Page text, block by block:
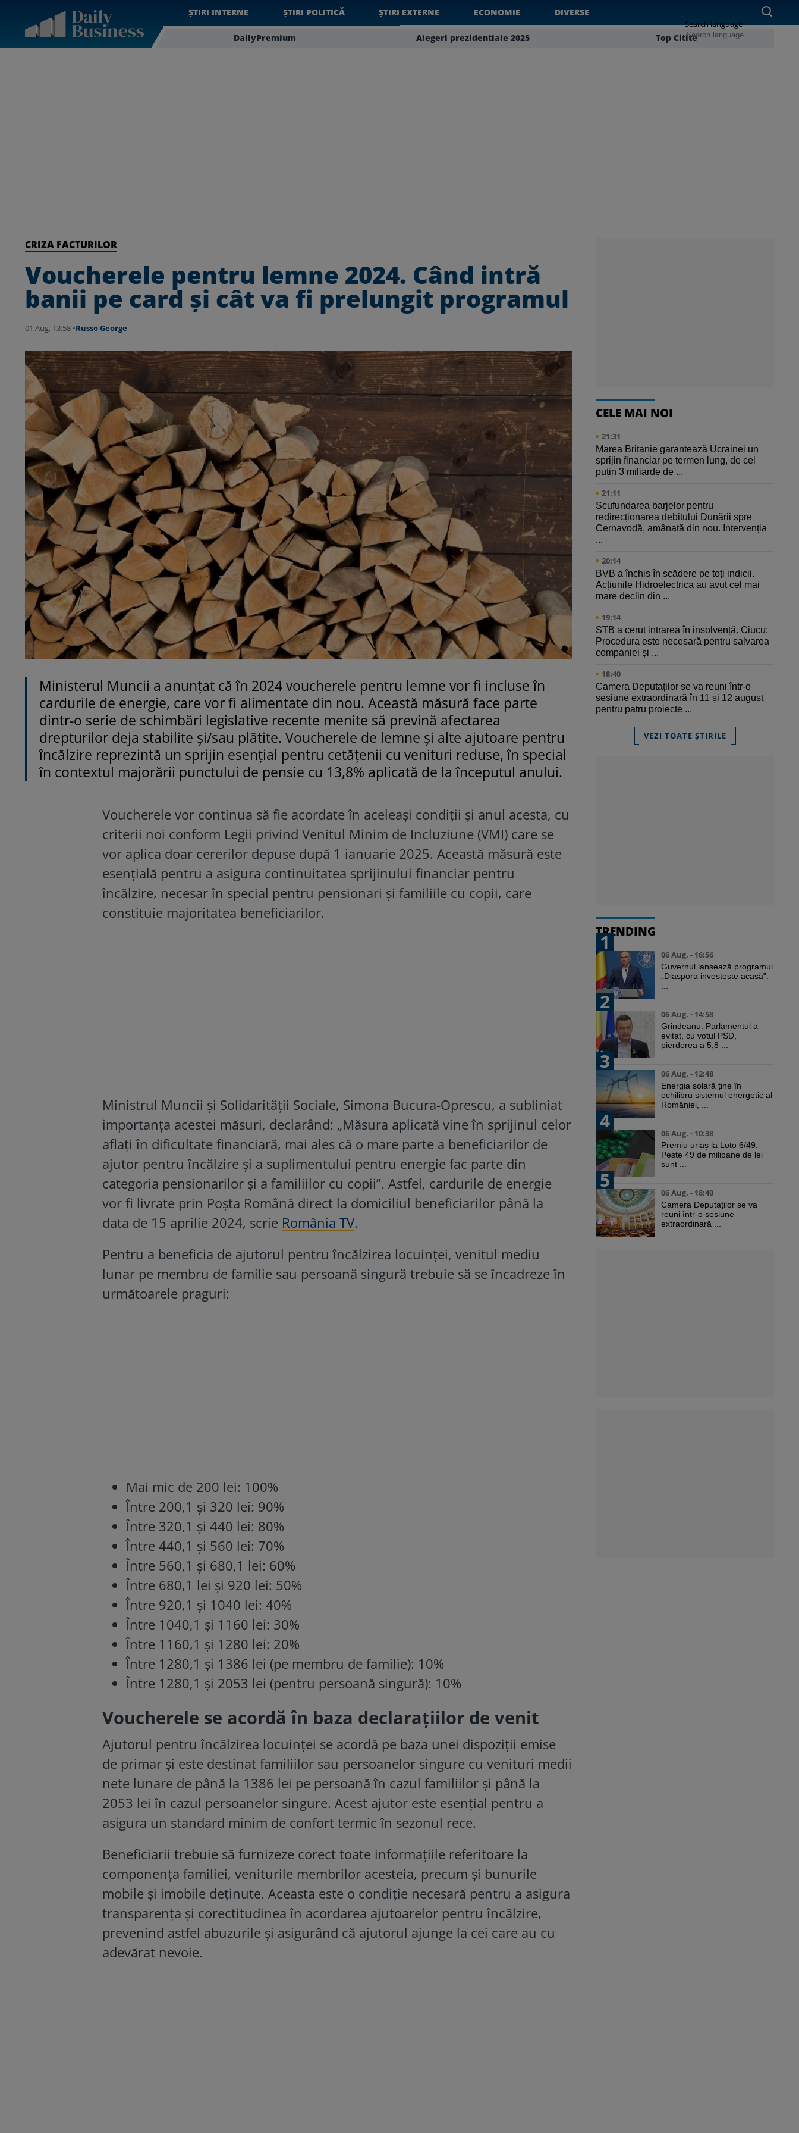
ȘTIRI INTERNE ȘTIRI POLITICĂ ȘTIRI EXTERNE ECONOMIE DIVERSE
DailyPremium Alegeri prezidentiale 2025 Top Citite
Search language
CRIZA FACTURILOR
Voucherele pentru lemne 2024. Când intră
banii pe card şi cât va fi prelungit programul
01 Aug, 13:58 •Russo George
Ministerul Muncii a anunțat că în 2024 voucherele pentru lemne vor fi incluse în
cardurile de energie, care vor fi alimentate din nou. Această măsură face parte
dintr-o serie de schimbări legislative recente menite să prevină afectarea
drepturilor deja stabilite și/sau plătite. Voucherele de lemne și alte ajutoare pentru
încălzire reprezintă un sprijin esențial pentru cetățenii cu venituri reduse, în special
în contextul majorării punctului de pensie cu 13,8% aplicată de la începutul anului.
Voucherele vor continua să fie acordate în aceleași condiții și anul acesta, cu
criterii noi conform Legii privind Venitul Minim de Incluziune (VMI) care se
vor aplica doar cererilor depuse după 1 ianuarie 2025. Această măsură este
esențială pentru a asigura continuitatea sprijinului financiar pentru
încălzire, necesar în special pentru pensionari și familiile cu copii, care
constituie majoritatea beneficiarilor.
Ministrul Muncii și Solidarității Sociale, Simona Bucura-Oprescu, a subliniat
importanța acestei măsuri, declarând: „Măsura aplicată vine în sprijinul celor
aflați în dificultate financiară, mai ales că o mare parte a beneficiarilor de
ajutor pentru încălzire și a suplimentului pentru energie fac parte din
categoria pensionarilor și a familiilor cu copii”. Astfel, cardurile de energie
vor fi livrate prin Poșta Română direct la domiciliul beneficiarilor până la
data de 15 aprilie 2024, scrie România TV.
Pentru a beneficia de ajutorul pentru încălzirea locuinței, venitul mediu
lunar pe membru de familie sau persoană singură trebuie să se încadreze în
următoarele praguri:
Mai mic de 200 lei: 100%
Între 200,1 și 320 lei: 90%
Între 320,1 și 440 lei: 80%
Între 440,1 și 560 lei: 70%
Între 560,1 și 680,1 lei: 60%
Între 680,1 lei și 920 lei: 50%
Între 920,1 și 1040 lei: 40%
Între 1040,1 și 1160 lei: 30%
Între 1160,1 și 1280 lei: 20%
Între 1280,1 și 1386 lei (pe membru de familie): 10%
Între 1280,1 și 2053 lei (pentru persoană singură): 10%
Voucherele se acordă în baza declaraţiilor de venit
Ajutorul pentru încălzirea locuinței se acordă pe baza unei dispoziții emise
de primar și este destinat familiilor sau persoanelor singure cu venituri medii
nete lunare de până la 1386 lei pe persoană în cazul familiilor și până la
2053 lei în cazul persoanelor singure. Acest ajutor este esențial pentru a
asigura un standard minim de confort termic în sezonul rece.
Beneficiarii trebuie să furnizeze corect toate informațiile referitoare la
componența familiei, veniturile membrilor acesteia, precum și bunurile
mobile și imobile deținute. Aceasta este o condiție necesară pentru a asigura
transparența și corectitudinea în acordarea ajutoarelor pentru încălzire,
prevenind astfel abuzurile și asigurând că ajutorul ajunge la cei care au cu
adevărat nevoie.
CELE MAI NOI
21:31
Marea Britanie garantează Ucrainei un
sprijin financiar pe termen lung, de cel
puțin 3 miliarde de ...
21:11
Scufundarea barjelor pentru
redirecționarea debitului Dunării spre
Cernavodă, amânată din nou. Intervenția
...
20:14
BVB a închis în scădere pe toți indicii.
Acțiunile Hidroelectrica au avut cel mai
mare declin din ...
19:14
STB a cerut intrarea în insolvență. Ciucu:
Procedura este necesară pentru salvarea
companiei și ...
18:40
Camera Deputaților se va reuni într-o
sesiune extraordinară în 11 și 12 august
pentru patru proiecte ...
VEZI TOATE ȘTIRILE
TRENDING
1
06 Aug. - 16:56
Guvernul lansează programul
„Diaspora investește acasă”.
2
06 Aug. - 14:58
Grindeanu: Parlamentul a
evitat, cu votul PSD,
pierderea a 5,8 ...
3
06 Aug. - 12:48
Energia solară ține în
echilibru sistemul energetic al
României, ...
4
06 Aug. - 10:38
Premiu uriaș la Loto 6/49.
Peste 49 de milioane de lei
sunt ...
5
06 Aug. - 18:40
Camera Deputaților se va
reuni într-o sesiune
extraordinară ...